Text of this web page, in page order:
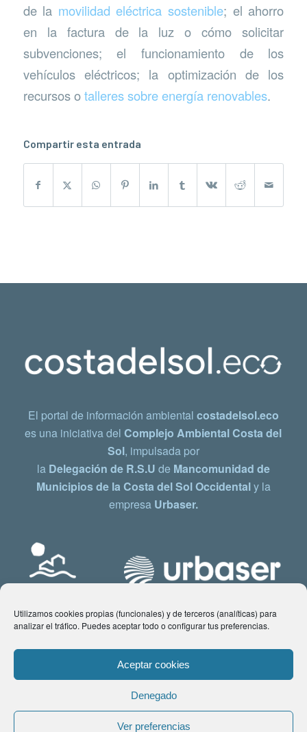
Utilizamos cookies propias (funcionales) y de terceros (analíticas) para
analizar el tráfico. Puedes aceptar todo o configurar tus preferencias.
Aceptar cookies
Denegado
Ver preferencias
de la movilidad eléctrica sostenible; el ahorro
en la factura de la luz o cómo solicitar
subvenciones; el funcionamiento de los
vehículos eléctricos; la optimización de los
recursos otalleres sobre energía renovables.
Compartir esta entrada
El portal de información ambiental costadelsol.eco
es una iniciativa delComplejo Ambiental Costa del
Sol, impulsada por
la Delegación de R.S.U de Mancomunidad de
Municipios de la Costa del Sol Occidentaly la
empresa Urbaser.
© Copyright 2021 www.costadelsol.eco. Todos los derechos reservados |